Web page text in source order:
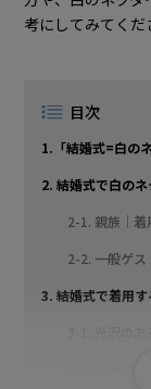
考にしてみてくだ
目次
1.「結婚式=白の
2. 結婚式で白の
2-1. 親族｜着
2-2. 一般ゲス
3. 結婚式で着用
3-2. スーツ